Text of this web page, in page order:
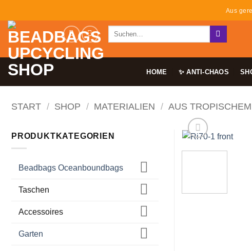
Inhalt
springen
Aus
Suchen
HOME ✨ ANTI-CHAOS
START / SHOP / MATERIALIEN / AUS
PRODUKTKATEGORIEN
Beadbags Oceanboundbags
Taschen
Accessoires
Garten